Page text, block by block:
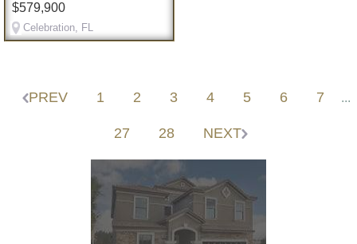
$579,900
Celebration, FL
PREV 1 2 3 4 5 6 7 ...
27 28 NEXT